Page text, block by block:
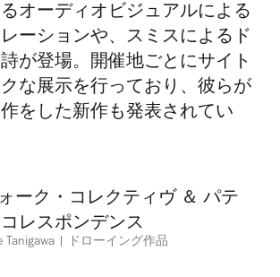
オーディオビジュアルによる
ーションや、スミスによるド
が登場。開催地ごとにサイト
な展示を行っており、彼らが
をした新作も発表されてい
Tanigawa ドローイング作品